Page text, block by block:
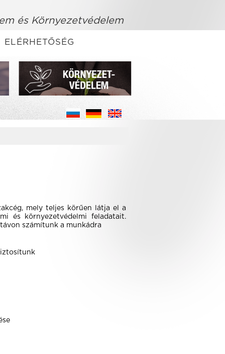
és Környezetvédelem
ELÉRHETŐSÉG
mely teljes körűen látja el a
és környezetvédelmi feladatait.
számítunk a munkádra